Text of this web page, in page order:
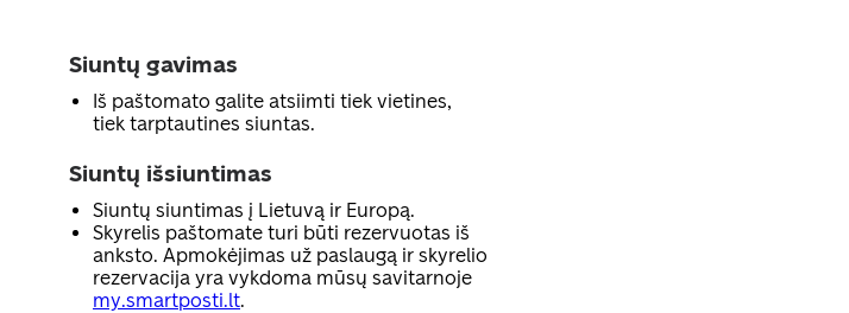
Siuntų gavimas
Iš paštomato galite atsiimti tiek vietines,
tiek tarptautines siuntas.
Siuntų išsiuntimas
Siuntų siuntimas į Lietuvą ir Europą.
Skyrelis paštomate turi būti rezervuotas iš
anksto. Apmokėjimas už paslaugą ir skyrelio
rezervacija yra vykdoma mūsų savitarnoje
my.smartposti.lt.